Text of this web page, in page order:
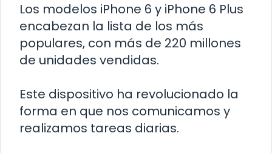
Los modelos iPhone 6 y iPhone 6 Plus
encabezan la lista de los más
populares, con más de 220 millones
de unidades vendidas.
Este dispositivo ha revolucionado la
forma en que nos comunicamos y
realizamos tareas diarias.